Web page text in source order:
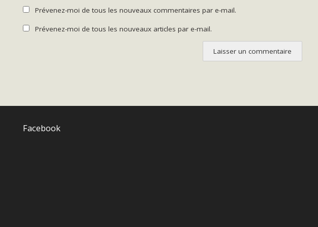
Prévenez-moi de tous les nouveaux commentaires par e-mail.
Prévenez-moi de tous les nouveaux articles par e-mail.
Facebook